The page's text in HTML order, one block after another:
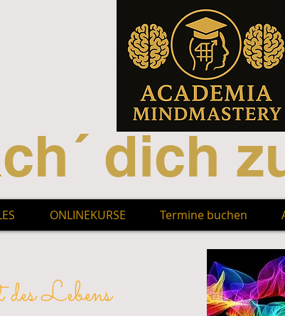
dich
ONLINEKURSE Termine buchen
Lebens